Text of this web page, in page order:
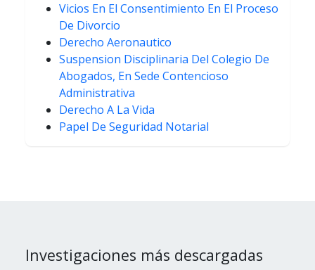
Vicios En El Consentimiento En El Proceso
De Divorcio
Derecho Aeronautico
Suspension Disciplinaria Del Colegio De
Abogados, En Sede Contencioso
Administrativa
Derecho A La Vida
Papel De Seguridad Notarial
Investigaciones más descargadas